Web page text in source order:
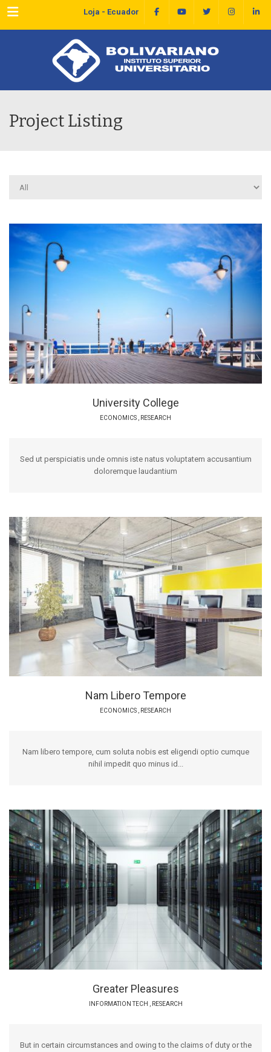
Menu Loja - Ecuador
Project Listing
University College
ECONOMICS RESEARCH
Sed ut perspiciatis unde omnis iste natus voluptatem accusantium
doloremque laudantium
Nam Libero Tempore
ECONOMICS , RESEARCH
Nam libero tempore, cum soluta nobis est eligendi optio cumque
nihil impedit quo minus id...
Greater Pleasures
INFORMATION TECH RESEARCH
But in certain circumstances and owing to the claims of duty or the